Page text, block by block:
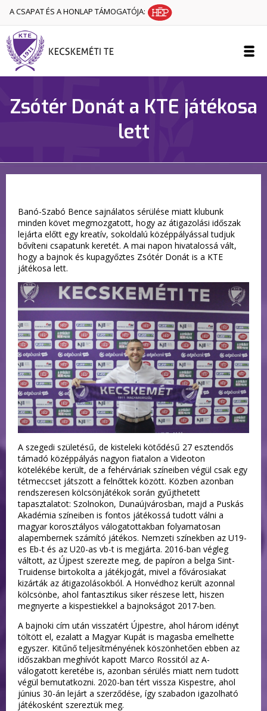
A CSAPAT ÉS A HONLAP TÁMOGATÓJA:
Zsótér Donát a KTE játékosa
lett
Banó-Szabó Bence sajnálatos sérülése miatt klubunk
minden követ megmozgatott, hogy az átigazolási időszak
lejárta előtt egy kreatív, sokoldalú középpályással tudjuk
bővíteni csapatunk keretét. A mai napon hivatalossá vált,
hogy a bajnok és kupagyőztes Zsótér Donát is a KTE
játékosa lett.
A szegedi születésű, de kisteleki kötődésű 27 esztendős
támadó középpályás nagyon fiatalon a Videoton
kötelékébe került, de a fehérváriak színeiben végül csak egy
tétmeccset játszott a felnőttek között. Közben azonban
rendszeresen kölcsönjátékok során gyűjthetett
tapasztalatot: Szolnokon, Dunaújvárosban, majd a Puskás
Akadémia színeiben is fontos játékossá tudott válni a
magyar korosztályos válogatottakban folyamatosan
alapembernek számító játékos. Nemzeti színekben az U19-
es Eb-t és az U20-as vb-t is megjárta. 2016-ban végleg
váltott, az Újpest szerezte meg, de papíron a belga Sint-
Truidense birtokolta a játékjogát, mivel a fővárosiakat
kizárták az átigazolásokból. A Honvédhoz került azonnal
kölcsönbe, ahol fantasztikus siker részese lett, hiszen
megnyerte a kispestiekkel a bajnokságot 2017-ben.
A bajnoki cím után visszatért Újpestre, ahol három idényt
töltött el, ezalatt a Magyar Kupát is magasba emelhette
egyszer. Kitűnő teljesítményének köszönhetően ebben az
időszakban meghívót kapott Marco Rossitól az A-
válogatott keretébe is, azonban sérülés miatt nem tudott
végül bemutatkozni. 2020-ban tért vissza Kispestre, ahol
június 30-án lejárt a szerződése, így szabadon igazolható
játékosként szereztük meg.